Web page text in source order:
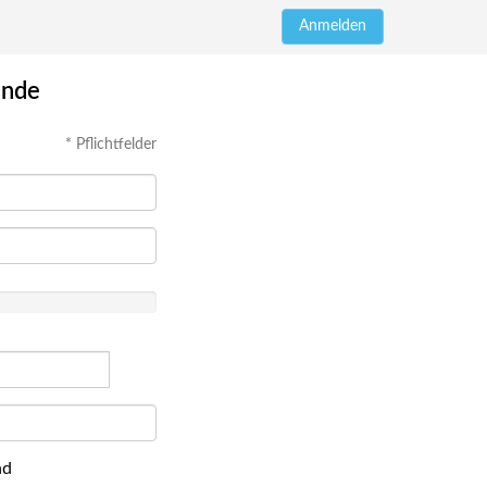
Anmelden
* Pflichtfelder